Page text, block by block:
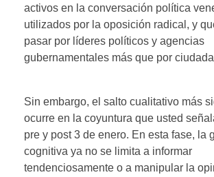
activos en la conversación política
utilizados por la oposición radical, y
pasar por líderes políticos y agencias
gubernamentales más que por
Sin embargo, el salto cualitativo más
ocurre en la coyuntura que usted
pre y post 3 de enero. En esta fase, la
cognitiva ya no se limita a informar
tendenciosamente o a manipular la